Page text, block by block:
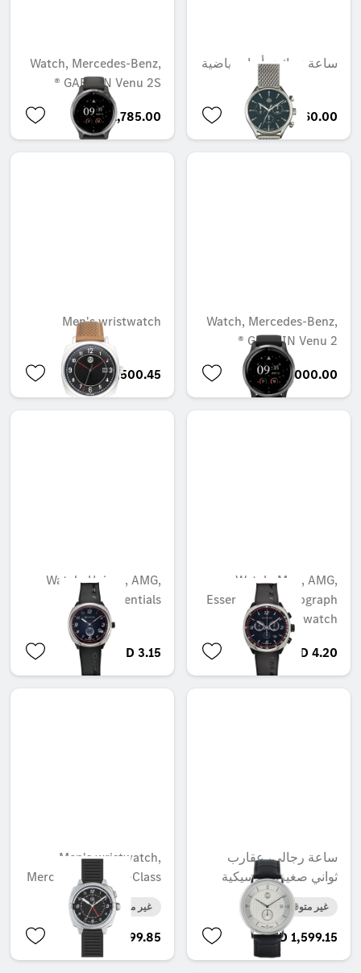
ساعة نسائية، أزياء رياضية
AED 1,260.00
Watch, Mercedes-Benz,
GARMIN Venu 2S ®
AED 1,785.00
Watch, Mercedes-Benz,
GARMIN Venu 2 ®
AED 2,000.00
Men's wristwatch
AED 1,500.45
Watch, Men, AMG,
Essentials chronograph
watch
AED 4.20
Watch, Unisex, AMG,
Essentials
AED 3.15
ساعة رجالي، عقارب
ثواني صغيرة كلاسيكية
غير متوفر حاليا
AED 1,599.15
Men's wristwatch,
Mercedes-Benz, G-Class
غير متوفر حاليا
AED 899.85